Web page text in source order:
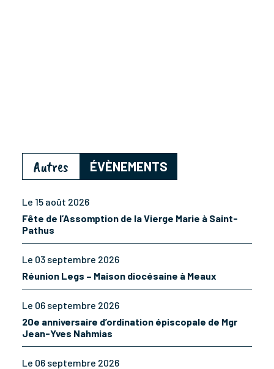
Autres ÉVÈNEMENTS
Le 15 août 2026
Fête de l’Assomption de la Vierge Marie à Saint-
Pathus
Le 03 septembre 2026
Réunion Legs – Maison diocésaine à Meaux
Le 06 septembre 2026
20e anniversaire d’ordination épiscopale de Mgr
Jean-Yves Nahmias
Le 06 septembre 2026